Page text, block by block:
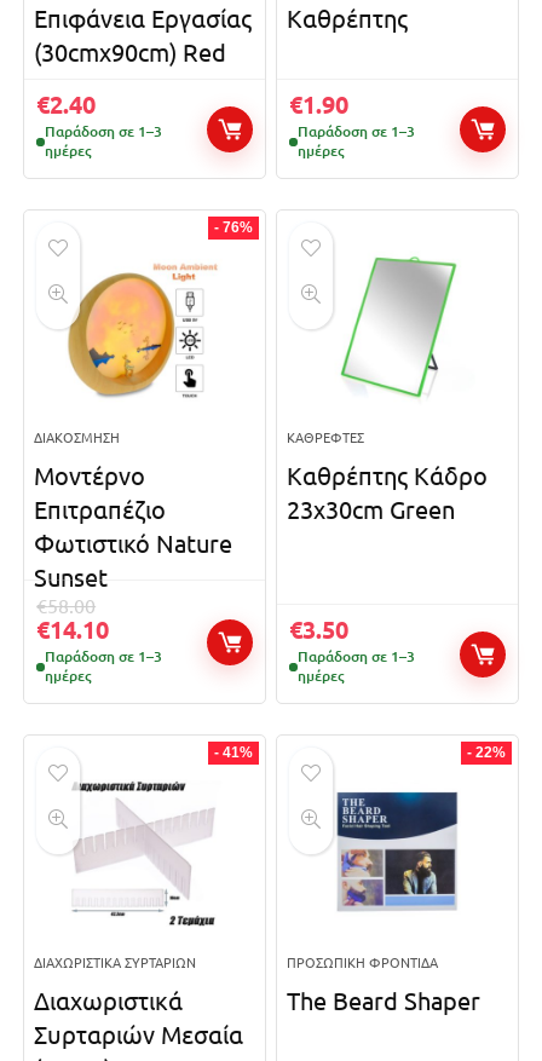
Επιφάνεια Εργασίας
(30cmx90cm) Red
€2.40
Παράδοση σε 1–3
ημέρες
Καθρέπτης
€1.90
Παράδοση σε 1–3
ημέρες
- 76%
ΔΙΑΚΌΣΜΗΣΗ
Μοντέρνο
Επιτραπέζιο
Φωτιστικό Nature
Sunset
€58.00
€14.10
Παράδοση σε 1–3
ημέρες
ΚΑΘΡΈΦΤΕΣ
Καθρέπτης Κάδρο
23x30cm Green
€3.50
Παράδοση σε 1–3
ημέρες
- 41%
ΔΙΑΧΩΡΙΣΤΙΚΆ ΣΥΡΤΑΡΙΏΝ
Διαχωριστικά
Συρταριών Μεσαία
- 22%
ΠΡΟΣΩΠΙΚΉ ΦΡΟΝΤΊΔΑ
The Beard Shaper